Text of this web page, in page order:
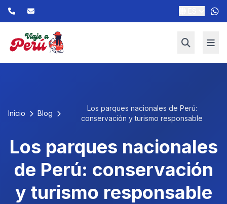
Inicio Blog
Los parques nacionales de Perú:
conservación y turismo responsable
Los parques nacionales
de Perú: conservación
y turismo responsable